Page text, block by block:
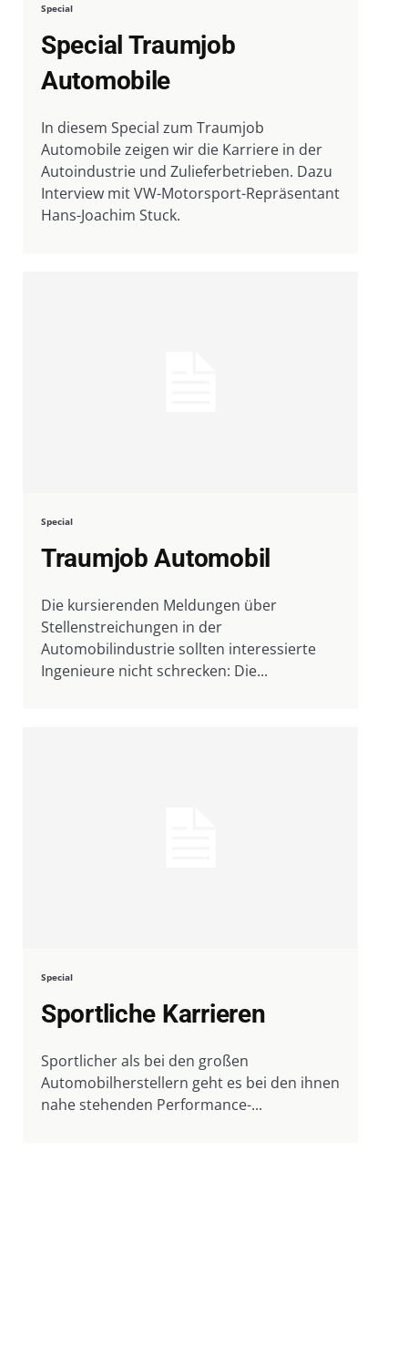
Special
Special Traumjob
Automobile
In diesem Special zum Traumjob
Automobile zeigen wir die Karriere in der
Autoindustrie und Zulieferbetrieben. Dazu
Interview mit VW-Motorsport-Repräsentant
Hans-Joachim Stuck.
Special
Traumjob Automobil
Die kursierenden Meldungen über
Stellenstreichungen in der
Automobilindustrie sollten interessierte
Ingenieure nicht schrecken: Die...
Special
Sportliche Karrieren
Sportlicher als bei den großen
Automobilherstellern geht es bei den ihnen
nahe stehenden Performance-...